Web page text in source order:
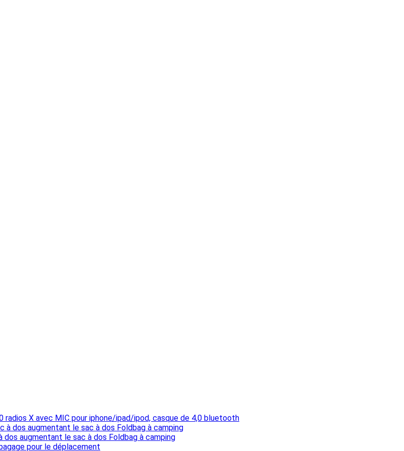
radios X avec MIC pour iphone/ipad/ipod, casque de 4,0 bluetooth
augmentant le sac à dos Foldbag à camping